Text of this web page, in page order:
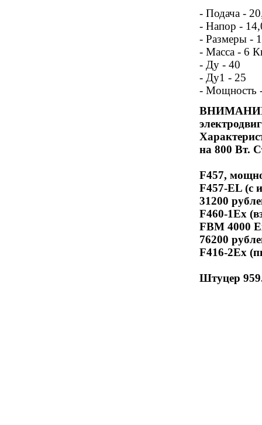
- Подача -
- Напор -
- Размеры -
- Масса - 6
- Ду - 40
- Ду1 - 25
- Мощность
ВНИМАНИЕ!
на 800 Вт.
F457,
F457-EL (с
31200
F460-1Ex
FBM 4000
76200
F416-2Ex
Штуцер